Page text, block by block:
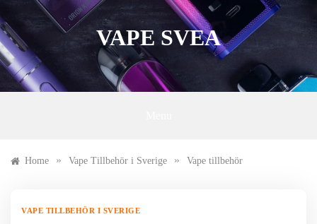
to
content
VAPE SVEA
Home » Vape Tillbehör i Sverige » Vape tillbehör
VAPE TILLBEHÖR I SVERIGE